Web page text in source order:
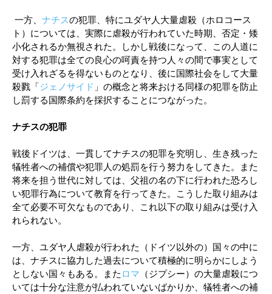
一方、 ナチスの犯罪、特にユダヤ人大量虐殺（ホロコース
ト）については、実際に虐殺が行われていた時期、否定・矮
小化されるか無視された。しかし戦後になって、この人道に
対する犯罪は全ての良心の呵責を持つ人々の間で事実として
受け入れざるを得ないものとなり、後に国際社会をして大量
殺戮「ジェノサイド 」の概念と将来おける同様の犯罪を防止
し罰する国際条約を採択することにつながった。
ナチスの犯罪
戦後ドイツは、一貫してナチスの犯罪を究明し、生き残った
犠牲者への補償や犯罪人の処罰を行う努力をしてきた。また
将来を担う世代に対しては、父祖の名の下に行われた恐ろし
い犯罪行為について教育を行ってきた。こうした取り組みは
全て必要不可欠なものであり、これ以下の取り組みは受け入
れられない。
一方、ユダヤ人虐殺が行われた（ドイツ以外の）国々の中に
は、ナチスに協力した過去について積極的に明らかにしよう
としない国々もある。また ロマ （ジプシー）の大量虐殺につ
いては十分な注意が払われていないばかりか、犠牲者への補